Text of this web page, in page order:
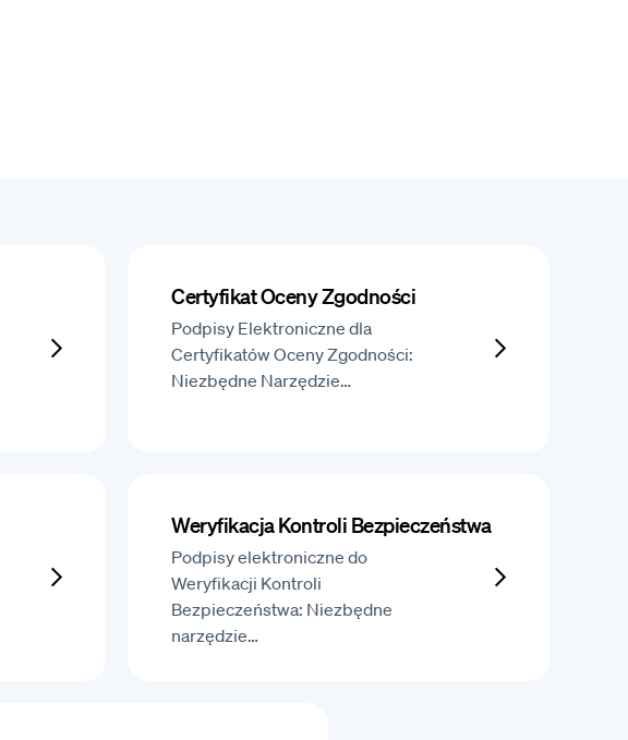
Certyfikat Oceny Zgodności
Podpisy Elektroniczne dla
Certyfikatów Oceny Zgodności:
Niezbędne Narzędzie…
Weryfikacja Kontroli Bezpieczeństwa
Podpisy elektroniczne do
Weryfikacji Kontroli
Bezpieczeństwa: Niezbędne
narzędzie…